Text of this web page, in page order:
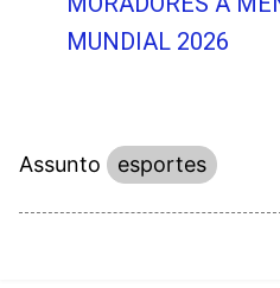
MUNDIAL 2026
Assunto esportes